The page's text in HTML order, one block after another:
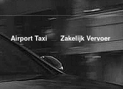
Airport Taxi Zakelijk Vervoer